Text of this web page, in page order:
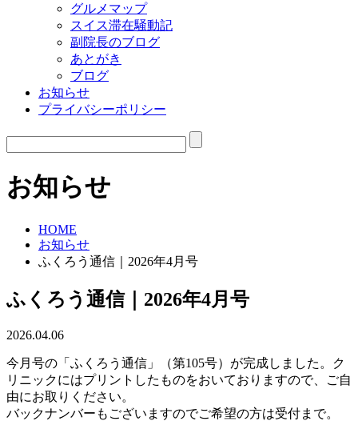
グルメマップ
スイス滞在騒動記
副院長のブログ
あとがき
ブログ
お知らせ
プライバシーポリシー
お知らせ
HOME
お知らせ
ふくろう通信｜2026年4月号
ふくろう通信｜2026年4月号
2026.04.06
今月号の「ふくろう通信」（第105号）が完成しました。ク
リニックにはプリントしたものをおいておりますので、ご自
由にお取りください。
バックナンバーもございますのでご希望の方は受付まで。